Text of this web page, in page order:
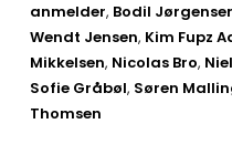
anmelder, Bodil
Wendt Jensen, Kim Fupz
Mikkelsen, Nicolas Bro,
Sofie Gråbøl, Søren
Thomsen